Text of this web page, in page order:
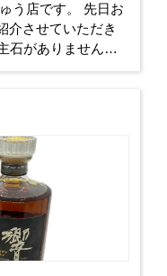
う店です。 先日お
介させていただき
石がありませんが
い💍✨ 壊れてしま